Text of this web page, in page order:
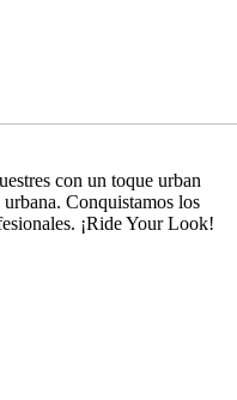
con un toque urban
Conquistamos los
¡Ride Your Look!